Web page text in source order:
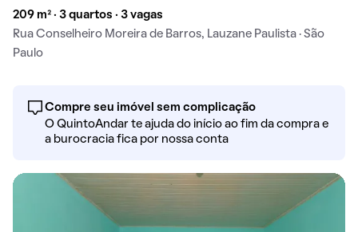
209 m² · 3 quartos · 3 vagas
Rua Conselheiro Moreira de Barros, Lauzane Paulista · São
Paulo
Compre seu imóvel sem complicação
O QuintoAndar te ajuda do início ao fim da compra e
a burocracia fica por nossa conta